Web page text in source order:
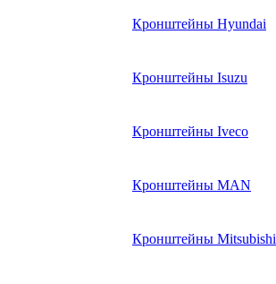
Кронштейны Hyundai
Кронштейны Isuzu
Кронштейны Iveco
Кронштейны MAN
Кронштейны Mitsubishi